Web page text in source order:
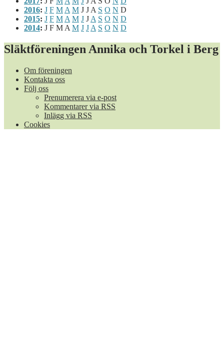
2016: J F M A M J J A S O N D
2015: J F M A M J J A S O N D
2014: J F M A M J J A S O N D
Släktföreningen Annika och Torkel i Berg
Om föreningen
Kontakta oss
Följ oss
Prenumerera via e-post
Kommentarer via RSS
Inlägg via RSS
Cookies